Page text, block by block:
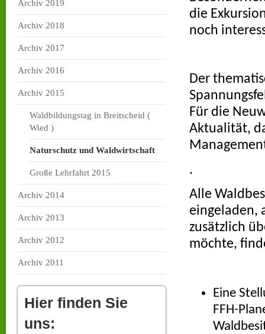
Archiv 2019
Archiv 2018
Archiv 2017
Archiv 2016
Archiv 2015
Waldbildungstag in Breitscheid (
Wied )
Naturschutz und Waldwirtschaft
Große Lehrfahrt 2015
Archiv 2014
Archiv 2013
Archiv 2012
Archiv 2011
Hier finden Sie
uns:
die
noch
Der
Für die
Aktualität,
.
Alle
eingeladen,
zusätzlich
möchte,
Eine
FFH-